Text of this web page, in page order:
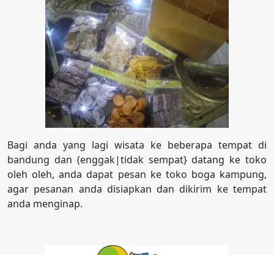
Bagi anda yang lagi wisata ke beberapa tempat di
bandung dan (enggak|tidak sempat} datang ke toko
oleh oleh, anda dapat pesan ke toko boga kampung,
agar pesanan anda disiapkan dan dikirim ke tempat
anda menginap.